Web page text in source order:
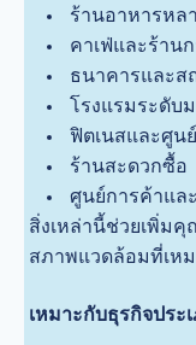
ร้านอาหารหล
คาเฟ่และร้าน
ธนาคารและส
โรงแรมระดับ
ฟิตเนสและศูน
ร้านสะดวกซื้อ
ศูนย์การค้าแ
สิ่งเหล่านี้ช่วยเพิ่ม
สภาพแวดล้อมที่เห
เหมาะกับธุรกิจประ